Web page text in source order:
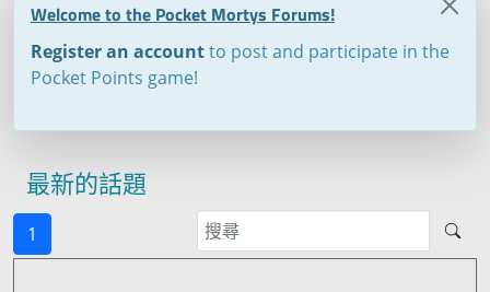
Welcome to the Pocket Mortys Forums!
Register an accountto post and participate in the
Pocket Points game!
最新的話題
1